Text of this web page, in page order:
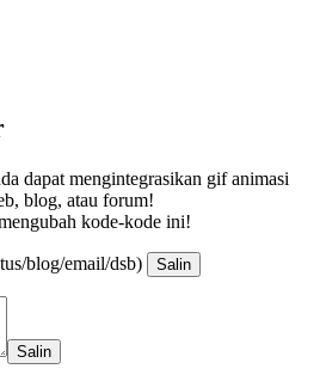
dapat mengintegrasikan gif animasi
blog, atau forum!
kode-kode ini!
blog/email/dsb) Salin
Salin